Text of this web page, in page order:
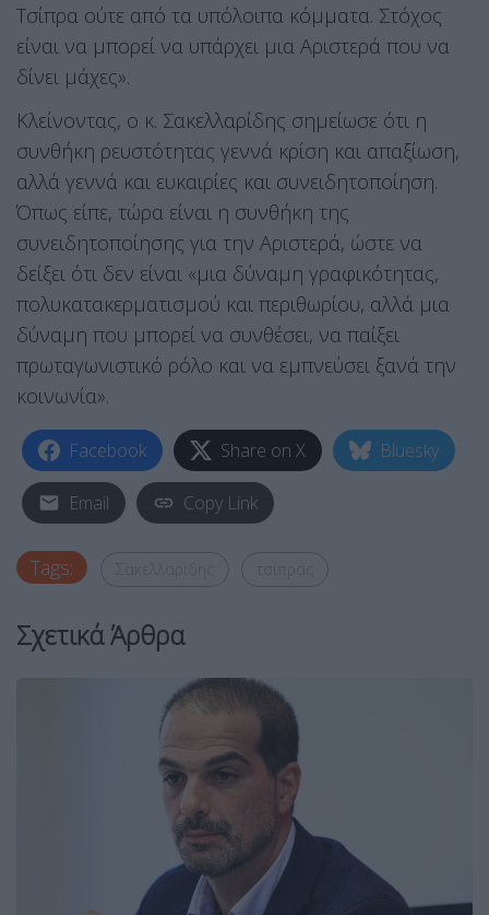
Τσίπρα ούτε από τα υπόλοιπα κόμματα. Στόχος
είναι να μπορεί να υπάρχει μια Αριστερά που να
δίνει μάχες».
Κλείνοντας, ο κ. Σακελλαρίδης σημείωσε ότι η
συνθήκη ρευστότητας γεννά κρίση και απαξίωση,
αλλά γεννά και ευκαιρίες και συνειδητοποίηση.
Όπως είπε, τώρα είναι η συνθήκη της
συνειδητοποίησης για την Αριστερά, ώστε να
δείξει ότι δεν είναι «μια δύναμη γραφικότητας,
πολυκατακερματισμού και περιθωρίου, αλλά μια
δύναμη που μπορεί να συνθέσει, να παίξει
πρωταγωνιστικό ρόλο και να εμπνεύσει ξανά την
κοινωνία».
Facebook Share on X Bluesky
Email Copy Link
Tags:
Σχετικά Άρθρα